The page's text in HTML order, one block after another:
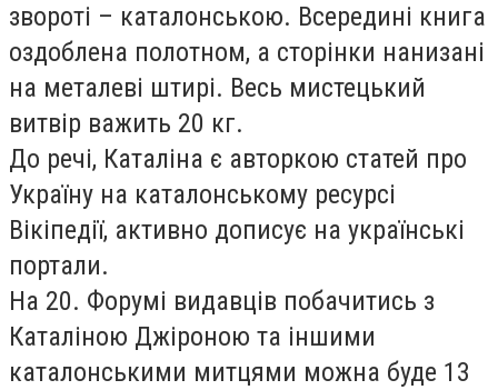
звороті – каталонською. Всередині книга
оздоблена полотном, а сторінки нанизані
на металеві штирі. Весь мистецький
витвір важить 20 кг.
До речі, Каталіна є авторкою статей про
Україну на каталонському ресурсі
Вікіпедії, активно дописує на українські
портали.
На 20. Форумі видавців побачитись з
Каталіною Джіроною та іншими
каталонськими митцями можна буде 13